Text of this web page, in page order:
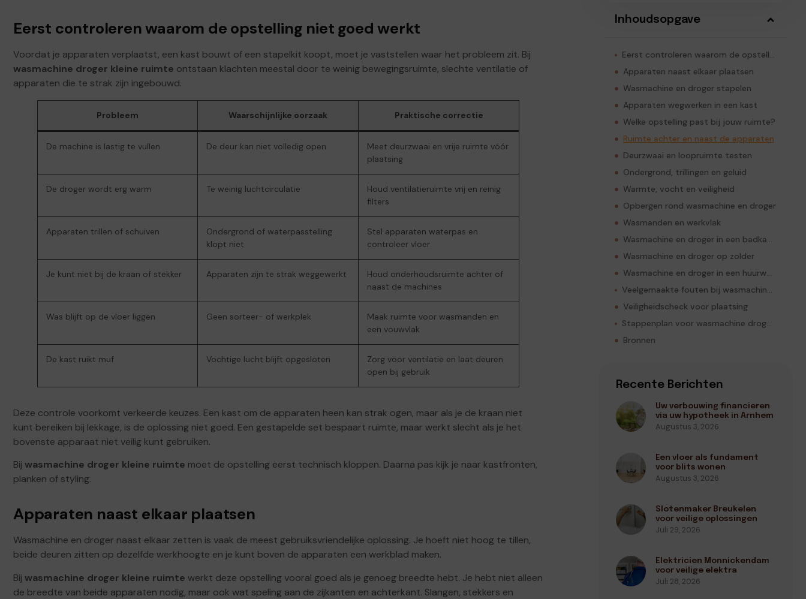
Eerst controleren waarom de opstelling niet goed werkt
Voordat je apparaten verplaatst, een kast bouwt of een stapelkit koopt, moet je vaststellen waar het probleem zit. Bij
wasmachine droger kleine ruimte ontstaan klachten meestal door te weinig bewegingsruimte, slechte ventilatie of
apparaten die te strak zijn ingebouwd.
Probleem Waarschijnlijke oorzaak Praktische correctie
De machine is lastig te vullen De deur kan niet volledig open
Meet deurzwaai en vrije ruimte vóór
plaatsing
De droger wordt erg warm Te weinig luchtcirculatie
Houd ventilatieruimte vrij en reinig
filters
Apparaten trillen of schuiven
Ondergrond of waterpasstelling
klopt niet
Stel apparaten waterpas en
controleer vloer
Je kunt niet bij de kraan of stekker Apparaten zijn te strak weggewerkt
Houd onderhoudsruimte achter of
naast de machines
Was blijft op de vloer liggen Geen sorteer- of werkplek
Maak ruimte voor wasmanden en
een vouwvlak
De kast ruikt muf Vochtige lucht blijft opgesloten
Zorg voor ventilatie en laat deuren
open bij gebruik
Deze controle voorkomt verkeerde keuzes. Een kast om de apparaten heen kan strak ogen, maar als je de kraan niet
kunt bereiken bij lekkage, is de oplossing niet goed. Een gestapelde set bespaart ruimte, maar werkt slecht als je het
bovenste apparaat niet veilig kunt gebruiken.
Bij wasmachine droger kleine ruimte moet de opstelling eerst technisch kloppen. Daarna pas kijk je naar kastfronten,
planken of styling.
Apparaten naast elkaar plaatsen
Wasmachine en droger naast elkaar zetten is vaak de meest gebruiksvriendelijke oplossing. Je hoeft niet hoog te tillen,
beide deuren zitten op dezelfde werkhoogte en je kunt boven de apparaten een werkblad maken.
Bij wasmachine droger kleine ruimte werkt deze opstelling vooral goed als je genoeg breedte hebt. Je hebt niet alleen
de breedte van beide apparaten nodig, maar ook wat speling aan de zijkanten en achterkant. Slangen, stekkers en
Inhoudsopgave
Eerst controleren waarom de opstelling niet goed werkt
Apparaten naast elkaar plaatsen
Wasmachine en droger stapelen
Apparaten wegwerken in een kast
Welke opstelling past bij jouw ruimte?
Ruimte achter en naast de apparaten
Deurzwaai en loopruimte testen
Ondergrond, trillingen en geluid
Warmte, vocht en veiligheid
Opbergen rond wasmachine en droger
Wasmanden en werkvlak
Wasmachine en droger in een badkamer
Wasmachine en droger op zolder
Wasmachine en droger in een huurwoning
Veelgemaakte fouten bij wasmachine droger kleine ruimte
Veiligheidscheck voor plaatsing
Stappenplan voor wasmachine droger kleine ruimte
Bronnen
Recente Berichten
Uw verbouwing financieren
via uw hypotheek in Arnhem
Augustus 3, 2026
Een vloer als fundament
voor blits wonen
Augustus 3, 2026
Slotenmaker Breukelen
voor veilige oplossingen
Juli 29, 2026
Elektricien Monnickendam
voor veilige elektra
Juli 28, 2026